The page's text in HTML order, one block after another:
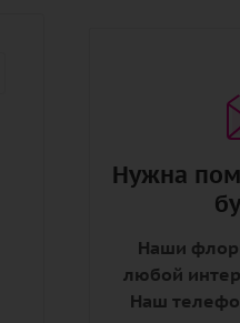
Нужна
Наши
любой
Наш